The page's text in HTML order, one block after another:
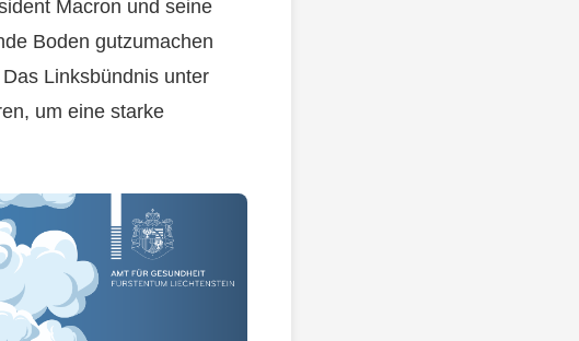
Macron und seine
Boden gutzumachen
Linksbündnis unter
um eine starke